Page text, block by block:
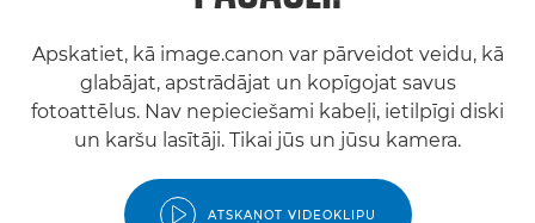
Apskatiet, kā image.canon var pārveidot veidu, kā
glabājat, apstrādājat un kopīgojat savus
fotoattēlus. Nav nepieciešami kabeļi, ietilpīgi diski
un karšu lasītāji. Tikai jūs un jūsu kamera.
ATSKAŅOT VIDEOKLIPU